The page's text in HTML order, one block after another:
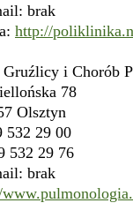
brak
http://
i Chorób
78
Olsztyn
532 29 00
532 29 76
brak